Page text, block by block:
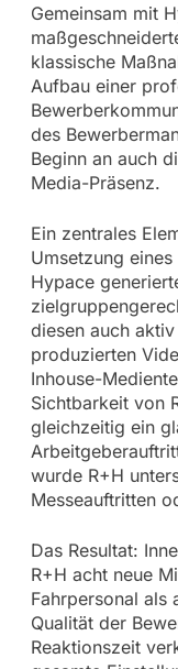
Gemeinsam mit
klassische
Aufbau einer
des
Beginn an auch
Media-Präsenz.
Ein zentrales
Umsetzung
Hypace
diesen auch
produzierten
Inhouse-
Sichtbarkeit von
gleichzeitig ein
wurde R+H
Messeauftritten
Das Resultat:
R+H acht neue
Fahrpersonal als
Qualität der
Reaktionszeit